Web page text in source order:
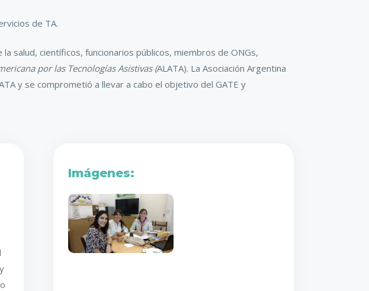
de TA.
salud, científicos, funcionarios públicos, miembros de ONGs,
por las Tecnologías Asistivas (ALATA). La Asociación Argentina
y se comprometió a llevar a cabo el objetivo del GATE y
Imágenes: